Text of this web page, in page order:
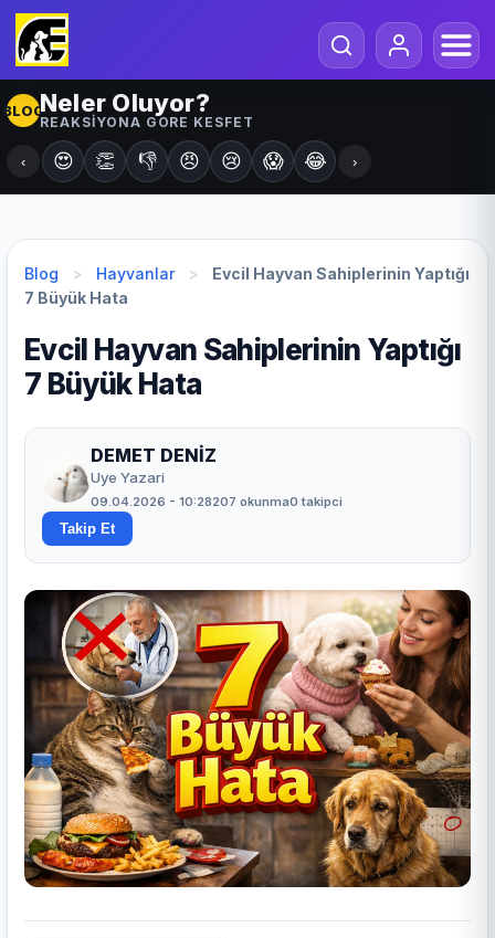
BLOGNeler Oluyor?
REAKSIYONA GORE KESFET
‹ 😍 👏 👎 😠 😢 😱 😂 ›
Blog > Hayvanlar >
Evcil Hayvan Sahiplerinin Yaptığı
7 Büyük Hata
Evcil Hayvan Sahiplerinin Yaptığı
7 Büyük Hata
DEMET DENİZ
Uye Yazari
09.04.2026 - 10:28207 okunma0 takipci
Takip Et